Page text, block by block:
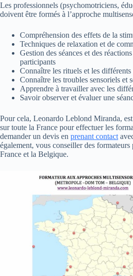
Les professionnels (psychomotriciens,
doivent être formés à l’approche
Compréhension des effets de la
Techniques de relaxation et de
Gestion des séances et des
participants
Connaître les rituels et les différents
Connaître les troubles sensoriels et
Apprendre à travailler avec les
Savoir observer et évaluer une
Pour cela, Leonardo Leblond Miranda,
sur toute la France pour effectuer les
demander un devis en prenant contact
également, vous conseiller des formateurs
France et la Belgique.